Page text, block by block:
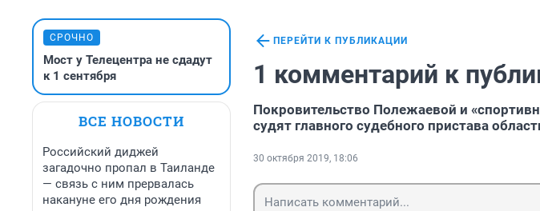
СРОЧНО
Мост у Телецентра не сдадут
к 1 сентября
ВСЕ НОВОСТИ
Российский диджей
загадочно пропал в Таиланде
— связь с ним прервалась
накануне его дня рождения
ПЕРЕЙТИ К ПУБЛИКАЦИИ
1 комментарий к
Покровительство Полежаевой и
судят главного судебного пристава
30 октября 2019, 18:06